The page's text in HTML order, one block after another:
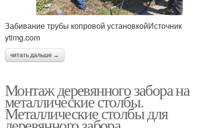
Забивание трубы копровой установкойИсточник
ytimg.com
читать дальше →
Монтаж деревянного забора на
металлические столбы.
Металлические столбы для